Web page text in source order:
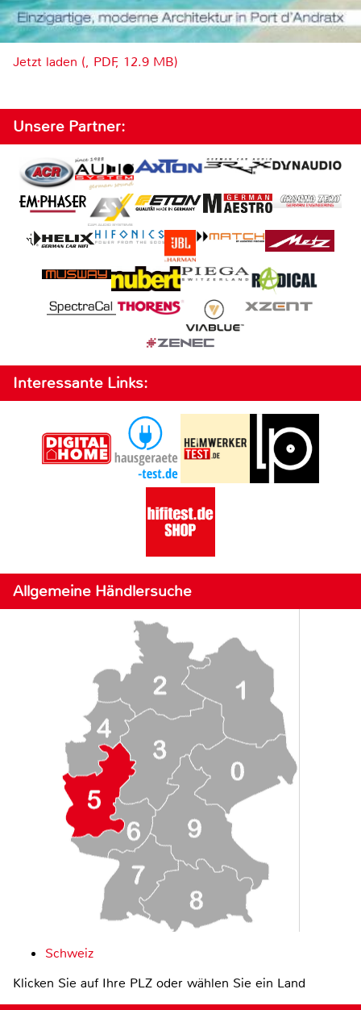
Jetzt laden (, PDF, 12.9 MB)
Unsere Partner:
Interessante Links:
Allgemeine Händlersuche
Schweiz
Klicken Sie auf Ihre PLZ oder wählen Sie ein Land